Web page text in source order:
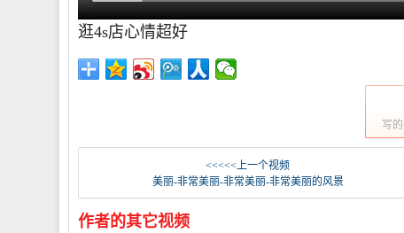
逛4s店心情超好
写
<<<<<上一个视频
美丽-非常美丽-非常美丽-非常美丽的风景
作者的其它视频